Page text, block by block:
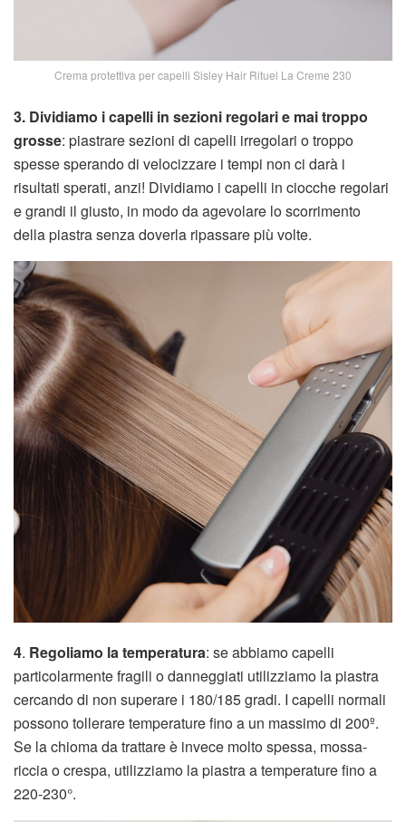
Crema protettiva per capelli Sisley Hair Rituel La Creme 230
3. Dividiamo i capelli in sezioni regolari e mai troppo
grosse: piastrare sezioni di capelli irregolari o troppo
spesse sperando di velocizzare i tempi non ci darà i
risultati sperati, anzi! Dividiamo i capelli in ciocche regolari
e grandi il giusto, in modo da agevolare lo scorrimento
della piastra senza doverla ripassare più volte.
4. Regoliamo la temperatura: se abbiamo capelli
particolarmente fragili o danneggiati utilizziamo la piastra
cercando di non superare i 180/185 gradi. I capelli normali
possono tollerare temperature fino a un massimo di 200º.
Se la chioma da trattare è invece molto spessa, mossa-
riccia o crespa, utilizziamo la piastra a temperature fino a
220-230°.